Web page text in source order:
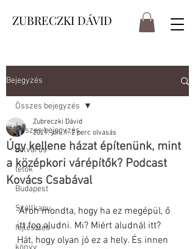
ZUBRECZKI DÁVID
Bejegyzés
Összes bejegyzés
belváros
tetők
Budapest
Széllkapu
fejlesztés
Összes bejegyzés
Úgy kellene házat építenünk, mint
a középkori várépítők? Podcast
Kovács Csabával
Zubreczki Dávid
2021. jún. 1. 2 perc olvasás
"Áron mondta, hogy ha ez megépül, ő
itt fog aludni. Mi? Miért aludnál itt?
Hát, hogy olyan jó ez a hely. És innen